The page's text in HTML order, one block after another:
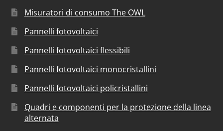
Misuratori di consumo The OWL
Pannelli fotovoltaici
Pannelli fotovoltaici flessibili
Pannelli fotovoltaici monocristallini
Pannelli fotovoltaici policristallini
Quadri e componenti per la protezione della linea
alternata